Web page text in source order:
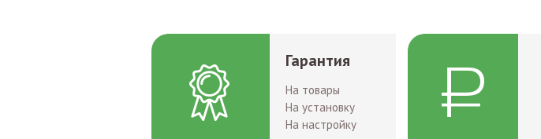
Гарантия
На товары
На установку
На настройку